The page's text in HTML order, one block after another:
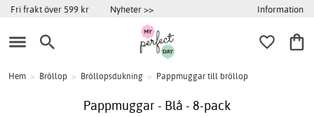
Fri frakt över 599 kr Nyheter >> Information
Hem > Bröllop > Bröllopsdukning > Pappmuggar till bröllop
Pappmuggar - Blå - 8-pack